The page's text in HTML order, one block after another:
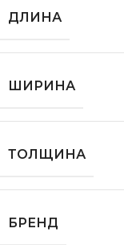
ДЛИНА
ШИРИНА
ТОЛЩИНА
БРЕНД